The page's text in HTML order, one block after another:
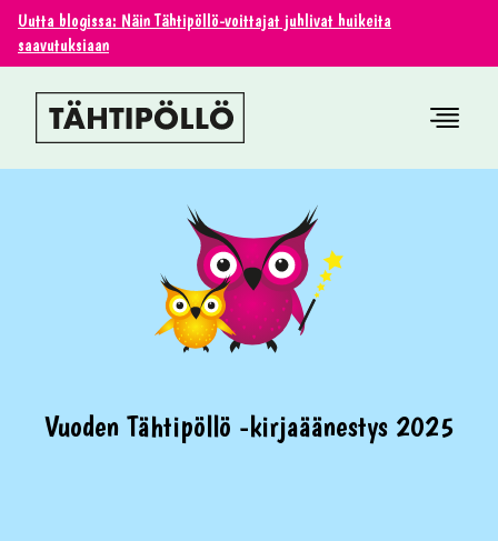
Uutta blogissa: Näin Tähtipöllö-voittajat juhlivat huikeita
saavutuksiaan
Vuoden Tähtipöllö -kirjaäänestys 2025